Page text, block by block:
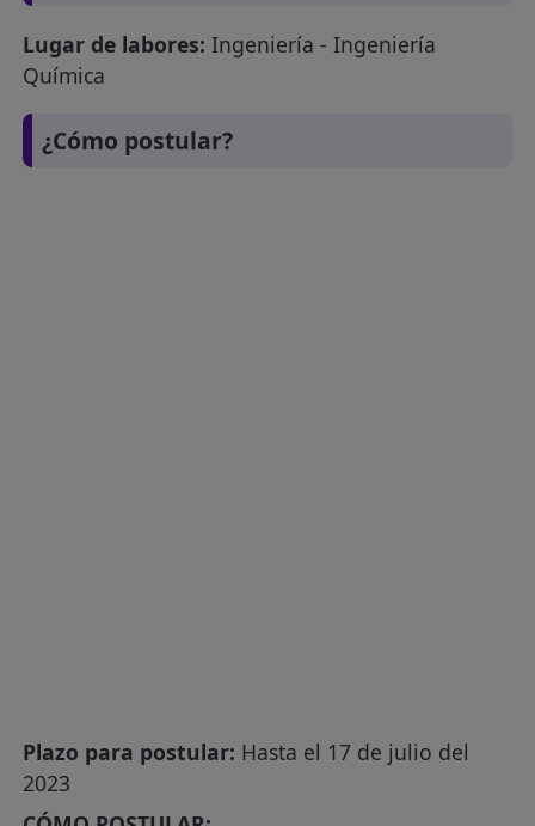
Lugar de labores: Ingeniería - Ingeniería
Química
¿Cómo postular?
Plazo para postular: Hasta el 17 de julio del
2023